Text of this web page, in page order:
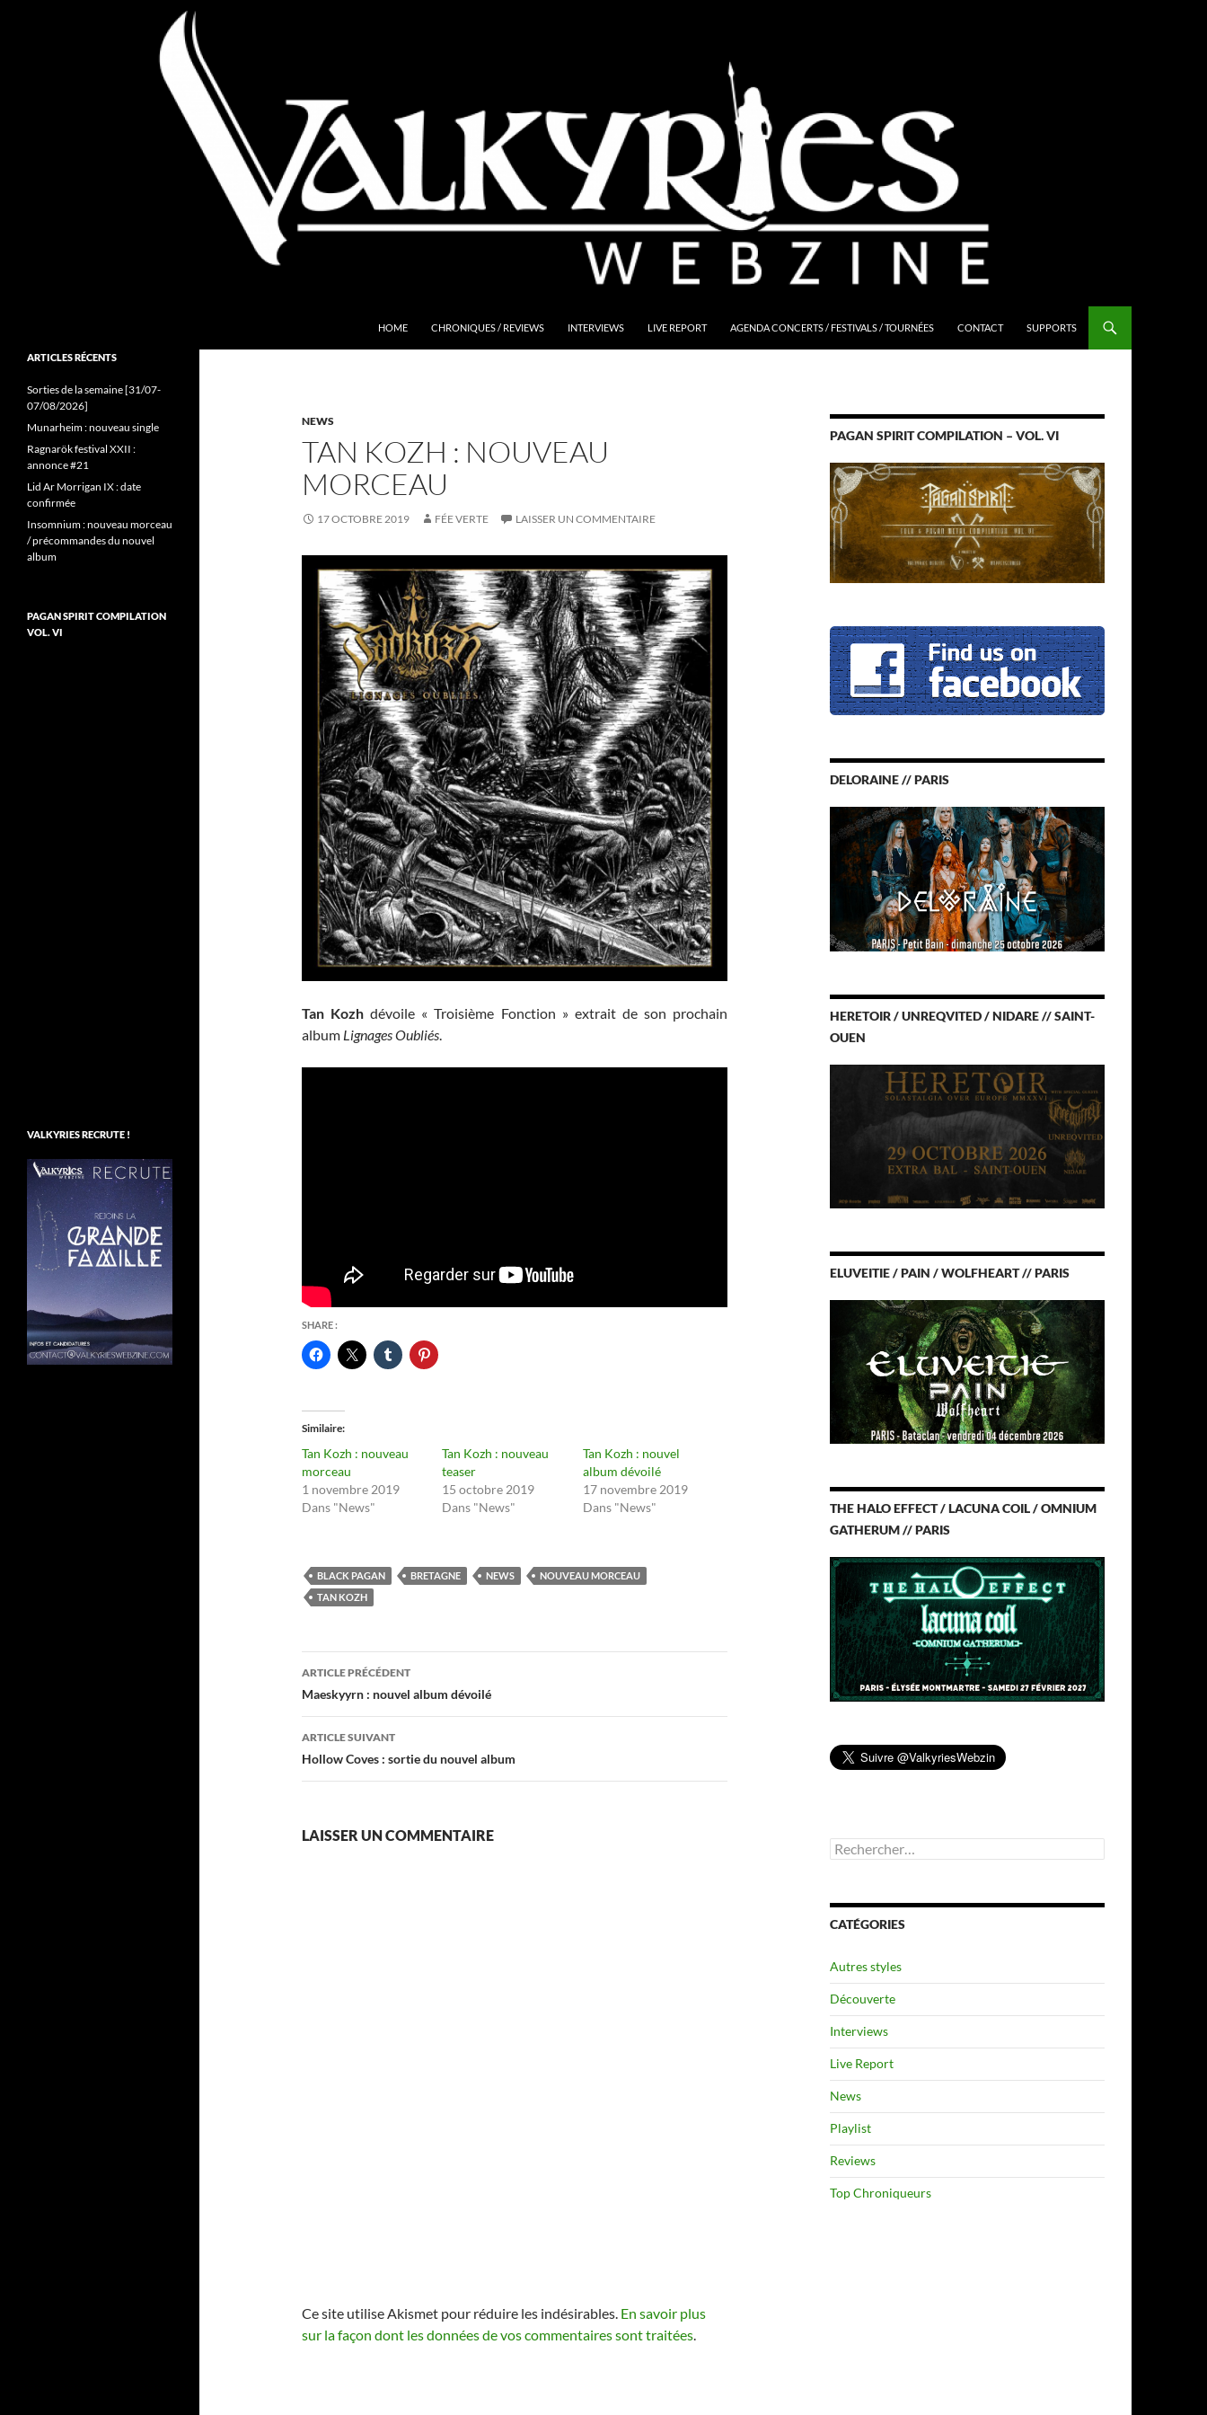
HOME CHRONIQUES / REVIEWS INTERVIEWS LIVE REPORT AGENDA CONCERTS / FESTIVALS / TOURNÉES CONTACT SUPPORTS
NEWS
TAN KOZH : NOUVEAU
MORCEAU
17 OCTOBRE 2019 FÉE VERTE LAISSER UN COMMENTAIRE
Tan Kozh dévoile « Troisième Fonction » extrait de son prochain
album Lignages Oubliés.
SHARE :
Similaire
Tan Kozh : nouveau
morceau
1 novembre 2019
Dans "News"
Tan Kozh : nouveau
teaser
15 octobre 2019
Dans "News"
Tan Kozh : nouvel
album dévoilé
17 novembre 2019
Dans "News"
BLACK PAGAN BRETAGNE NEWS
NOUVEAU MORCEAU
TAN KOZH
Navigation
des
articles
ARTICLE PRÉCÉDENT
Maeskyyrn : nouvel album dévoilé
ARTICLE SUIVANT
Hollow Coves : sortie du nouvel album
LAISSER UN COMMENTAIRE
Ce site utilise Akismet pour réduire les indésirables. En savoir plus
sur la façon dont les données de vos commentaires sont traitées.
PAGAN SPIRIT COMPILATION – VOL. VI
DELORAINE // PARIS
HERETOIR / UNREQVITED / NIDARE // SAINT-
OUEN
ELUVEITIE / PAIN / WOLFHEART // PARIS
THE HALO EFFECT / LACUNA COIL / OMNIUM
GATHERUM // PARIS
Rechercher :
CATÉGORIES
Autres styles
Découverte
Interviews
Live Report
News
Playlist
Reviews
Top Chroniqueurs
Folk Pagan Webzine
ARTICLES RÉCENTS
Sorties de la semaine [31/07-
07/08/2026]
Munarheim : nouveau single
Ragnarök festival XXII :
annonce #21
Lid Ar Morrigan IX : date
confirmée
Insomnium : nouveau morceau
/ précommandes du nouvel
album
PAGAN SPIRIT COMPILATION
VOL. VI
VALKYRIES RECRUTE !